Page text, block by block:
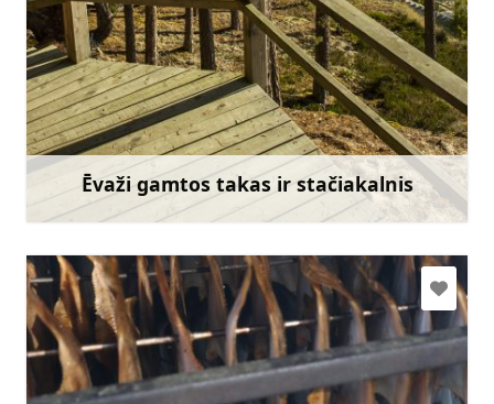
Ēvaži gamtos takas ir stačiakalnis
slitere@daba.gov.lv
+371 67800389
Eik su
Sužinoti daugiau